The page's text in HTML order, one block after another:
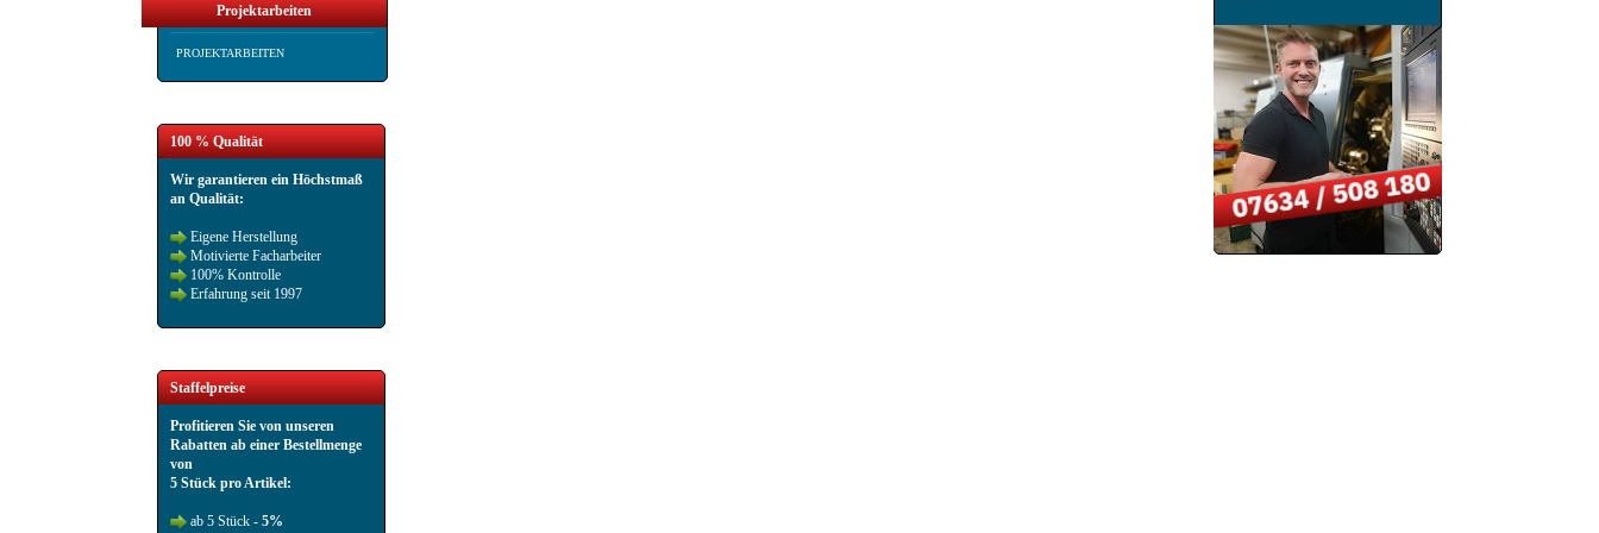
Projektarbeiten
PROJEKTARBEITEN
100 % Qualität
Wir garantieren ein Höchstmaß
an Qualität:
Eigene Herstellung
Motivierte Facharbeiter
100% Kontrolle
Erfahrung seit 1997
Staffelpreise
Profitieren Sie von unseren
Rabatten ab einer Bestellmenge
von
5 Stück pro Artikel:
ab 5 Stück - 5%